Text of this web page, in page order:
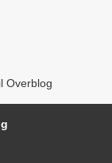
Overblog